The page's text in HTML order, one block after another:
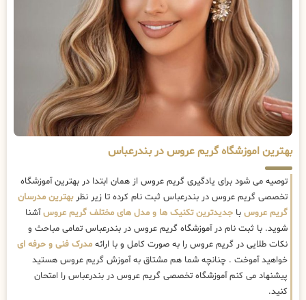
بهترین اموزشگاه گریم عروس در بندرعباس
توصیه می شود برای یادگیری گریم عروس از همان ابتدا در بهترین آموزشگاه
تخصصی گریم عروس در بندرعباس ثبت نام کرده تا زیر نظربهترین مدرسان
گریم عروس با جدیدترین تکنیک ها و مدل های مختلف گریم عروسآشنا
شوید. با ثبت نام در آموزشگاه گریم عروس در بندرعباس تمامی مباحث و
نکات طلایی در گریم عروس را به صورت کامل و با ارائه مدرک فنی و حرفه ای
خواهید آموخت . چنانچه شما هم مشتاق به آموزش گریم عروس هستید
پیشنهاد می کنم آموزشگاه تخصصی گریم عروس در بندرعباس را امتحان
کنید.